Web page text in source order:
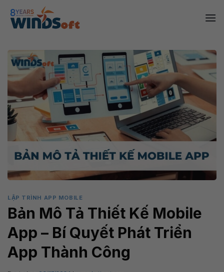
content
LẬP TRÌNH APP MOBILE
Bản Mô Tả Thiết Kế Mobile
App – Bí Quyết Phát Triển
App Thành Công